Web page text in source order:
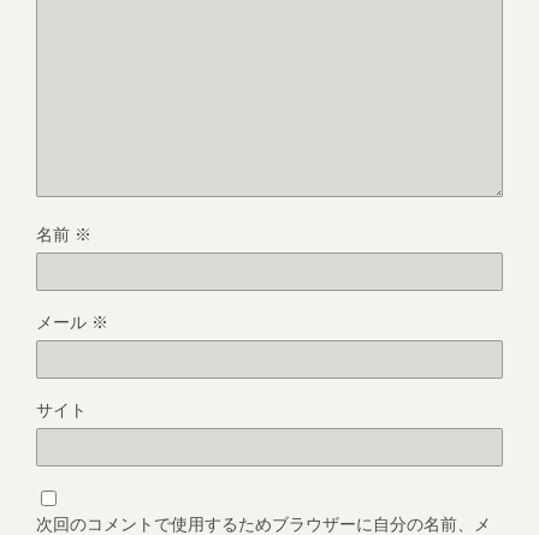
名前 ※
メール ※
サイト
次回のコメントで使用するためブラウザーに自分の名前、メ